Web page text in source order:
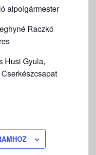
alpolgármester
Raczkó
Husi Gyula,